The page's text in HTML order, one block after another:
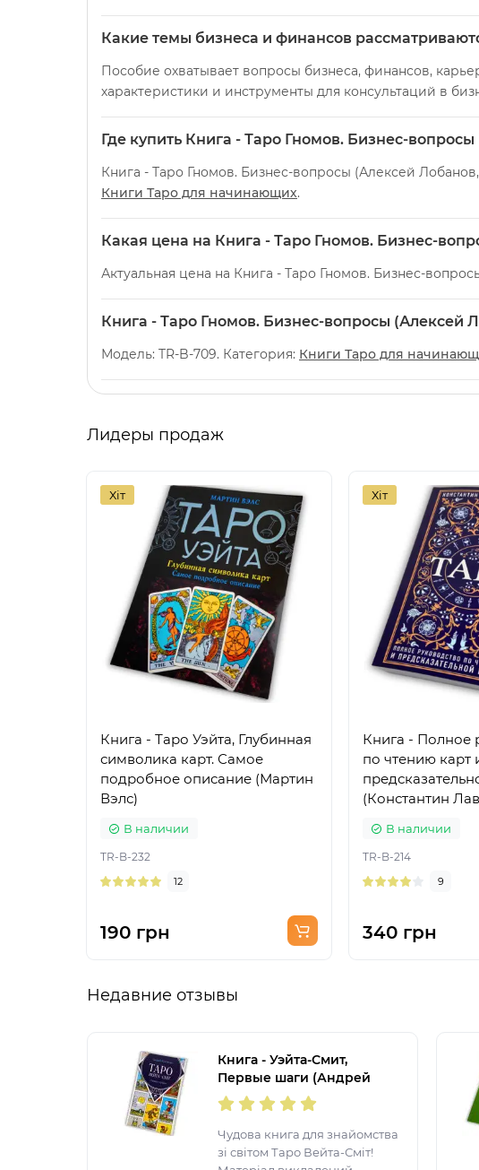
Какие темы бизнеса и финансов
Пособие охватывает вопросы бизнеса, финансов,
характеристики и инструменты для консультаций в
Где купить Книга - Таро Гномов. Бизнес-
Книга - Таро Гномов. Бизнес-вопросы (Алексей
Книги Таро для начинающих.
Какая цена на Книга - Таро Гномов. Бизнес-
Актуальная цена на Книга - Таро Гномов. Бизнес-
Книга - Таро Гномов. Бизнес-вопросы (Алексей
Модель: TR-B-709. Категория: Книги Таро для
Лидеры продаж
Хіт
Книга - Таро Уэйта, Глубинная
символика карт. Самое
подробное описание (Мартин
Вэлс)
В наличии
TR-B-232
12
190 грн
Хіт
Книга - Полное
по чтению карт
(Константин
В наличии
TR-B-214
9
340 грн
Недавние отзывы
Книга - Уэйта-Смит,
Первые шаги (Андрей
Костенко)
Чудова книга для знайомства
зі світом Таро Вейта-Сміт!